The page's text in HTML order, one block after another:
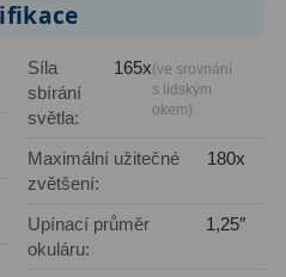
Síla
sbírání
světla:
165x(ve srovnání
s lidským
okem)
Maximální užitečné
zvětšení:
180x
Upínací průměr
okuláru:
1,25″